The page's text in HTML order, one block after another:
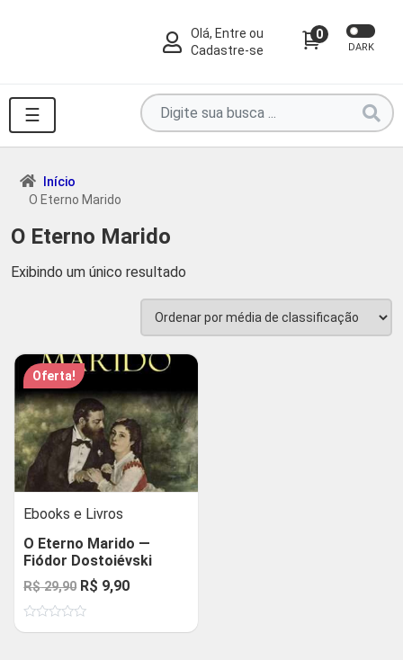
Olá, Entre ou
Cadastre-se
0
DARK
☰
Pesquise
por
produtos
Início
O Eterno Marido
O Eterno Marido
Exibindo um único resultado
Oferta!
Ebooks e Livros
O Eterno Marido —
Fiódor Dostoiévski
R$29,90 O
preço
original
R$ 9,90O
atual